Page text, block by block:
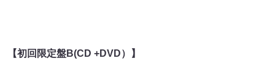
【初回限定盤B(CD +DVD）】